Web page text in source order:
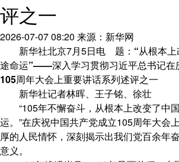
评之一
2026-07-07 08:20 来源：新华网
新华社北京7月5日电 题：“从根本
途命运”——深入学习贯彻习近平总书记在
105周年大会上重要讲话系列述评之一
新华社记者林晖、王子铭、徐壮
“105年不懈奋斗，从根本上改变了中
运。”在庆祝中国共产党成立105周年大会
厚的人民情怀，深刻揭示出我们党百余年
意义。